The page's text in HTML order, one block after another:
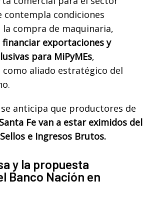
contempla condiciones
la compra de maquinaria,
financiar exportaciones y
para MiPyMEs,
como aliado estratégico del
anticipa que productores de
Fe van a estar eximidos del
e Ingresos Brutos.
y la propuesta
Banco Nación en